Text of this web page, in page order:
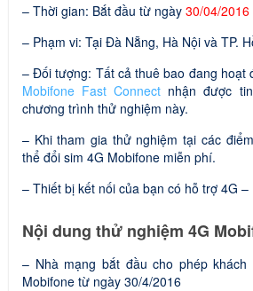
– Thời gian: Bắt đầu từ ngày 30/04/2016
– Phạm vi: Tại Đà Nẵng, Hà Nội và TP.
– Đối tượng: Tất cả thuê bao đang hoạt
Mobifone Fast Connect nhận được
chương trình thử nghiệm này.
– Khi tham gia thử nghiệm tại các
thể đổi sim 4G Mobifone miễn phí.
– Thiết bị kết nối của bạn có hỗ trợ 4G –
Nội dung thử nghiệm 4G
– Nhà mạng bắt đầu cho phép khách
Mobifone từ ngày 30/4/2016